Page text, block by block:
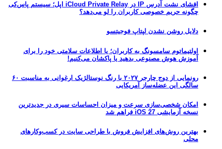
افشای نشت آدرس IP در iCloud Private Relay اپل؛ سیستم پاس‌کی
چگونه حریم خصوصی کاربران را لو می‌دهد؟
دلایل روشن نشدن لپتاپ فوجیتسو
اولتیماتوم سامسونگ به کاربران؛ یا اطلاعات سلامتی خود را برای
آموزش هوش مصنوعی بدهید یا پاکشان می‌کنیم!
رونمایی از دوج چارجر ۲۰۲۷ با رنگ نوستالژیک ارغوانی به مناسبت ۶۰
سالگی این عضله‌ساز آمریکایی
امکان شخصی‌سازی سرعت و میزان احساسات سیری در جدیدترین
نسخه آزمایشی iOS 27 فراهم شد
بهترین روش‌های افزایش فروش با طراحی سایت در کسب‌وکارهای
محلی